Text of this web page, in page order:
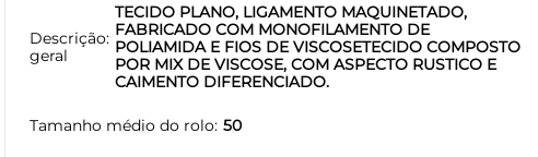
Descrição
geral
TECIDO PLANO, LIGAMENTO MAQUINETADO,
FABRICADO COM MONOFILAMENTO DE
POLIAMIDA E FIOS DE VISCOSETECIDO COMPOSTO
POR MIX DE VISCOSE, COM ASPECTO RUSTICO E
CAIMENTO DIFERENCIADO.
Tamanho médio do rolo 50